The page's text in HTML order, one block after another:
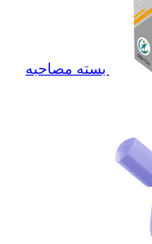
بسته مصاحبه